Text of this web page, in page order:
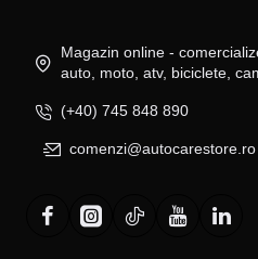
Magazin online -
auto, moto, atv, biciclete,
(+40) 745 848 890
comenzi@autocarestore.ro